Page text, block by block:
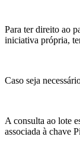
Para ter direito ao
iniciativa própria,
Caso seja
A consulta ao lote
associada à chave